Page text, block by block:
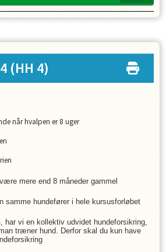
(HH 4)
når hvalpen er 8 uger
mere end 8 måneder gammel
samme hundefører i hele kursusforløbet
har vi en kollektiv udvidet hundeforsikring,
træner hund. Derfor skal du kun have